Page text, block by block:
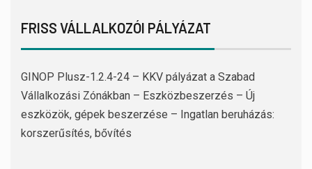
FRISS VÁLLALKOZÓI PÁLYÁZAT
GINOP Plusz-1.2.4-24 – KKV pályázat a Szabad
Vállalkozási Zónákban – Eszközbeszerzés – Új
eszközök, gépek beszerzése – Ingatlan beruházás:
korszerűsítés, bővítés